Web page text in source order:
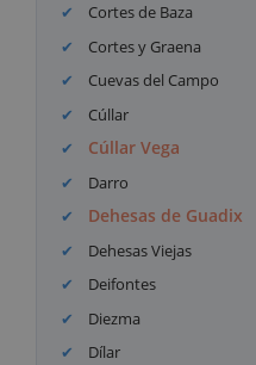
Cortes de Baza
Cortes y Graena
Cuevas del Campo
Cúllar
Cúllar Vega
Darro
Dehesas de Guadix
Dehesas Viejas
Deifontes
Diezma
Dílar